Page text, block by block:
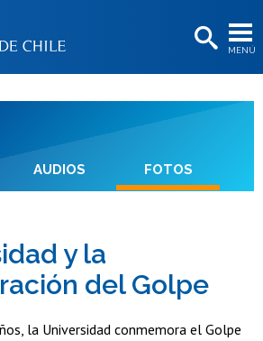
MENÚ
BIBLIOTECAS
Estudiantes
Funcionarias/os
Egresadas/os
AUDIOS FOTOS
y la
del Golpe
la Universidad conmemora el Golpe